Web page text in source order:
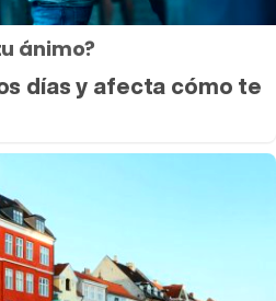
ánimo?
días y afecta cómo te